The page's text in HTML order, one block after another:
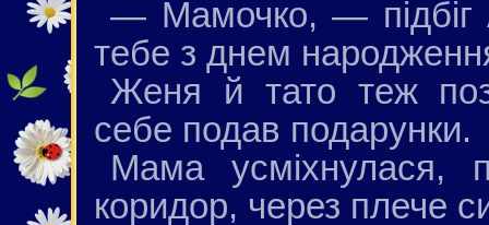
— Мамочко, — підбіг
тебе з днем
Женя й тато теж
себе подав подарунки.
Мама усміхнулася,
коридор, через плече